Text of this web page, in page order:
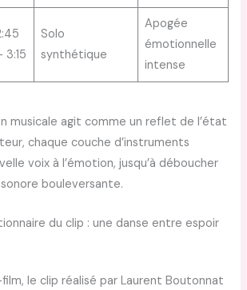
3:15
Solo
synthétique
Apogée
émotionnelle
intense
musicale agit comme un reflet de l’état
chaque couche d’instruments
voix à l’émotion, jusqu’à déboucher
bouleversante.
du clip : une danse entre espoir
le clip réalisé par Laurent Boutonnat